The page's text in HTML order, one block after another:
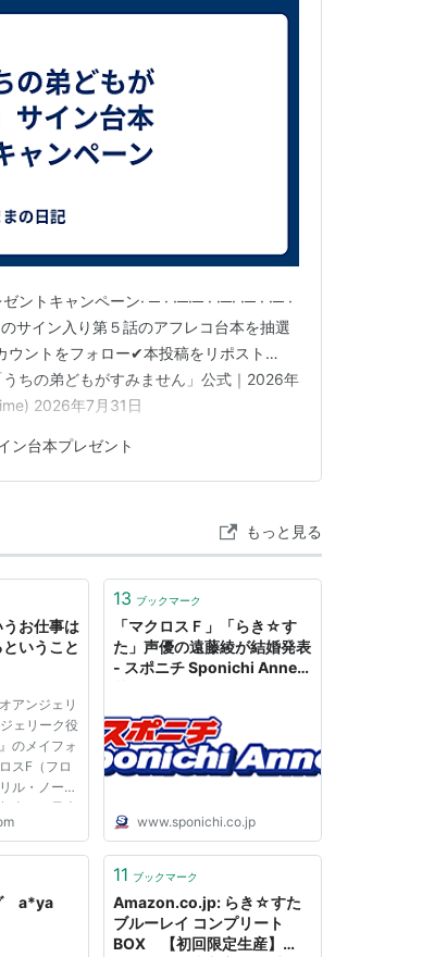
ーズ）
ン）
ーンズワース）
ス）
ン）
ッツ ブレイヴ（兵堂剣蔵）
ユノア・アスノ）
ー）
テ）
）
ントキャンペーン· ─ · ·─·─ · ·─· ·─ · ·─ ·
サイン入り第５話のアフレコ台本を抽選
ウントをフォロー✔本投稿をリポスト…
ちの弟どもがすみません」公式｜2026年
2026年7月31日
ン台本プレゼント
もっと見る
お仕事は
いうこと
アンジェリ
ェリーク役
のメイフォ
スF（フロ
ル・ノーム
売れっ子声
まずは、
はこれと
13 ブックマーク
「マクロスＦ」「らき☆す
た」声優の遠藤綾が結婚発表
- スポニチ Sponichi Annex
www.sponichi.co.jp
a*ya
11 ブックマーク
Amazon.co.jp: らき☆すた
ブルーレイ コンプリート
BOX 【初回限定生産】